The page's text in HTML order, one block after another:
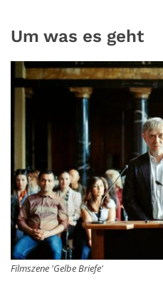
Um was es geht
Filmszene 'Gelbe Briefe'